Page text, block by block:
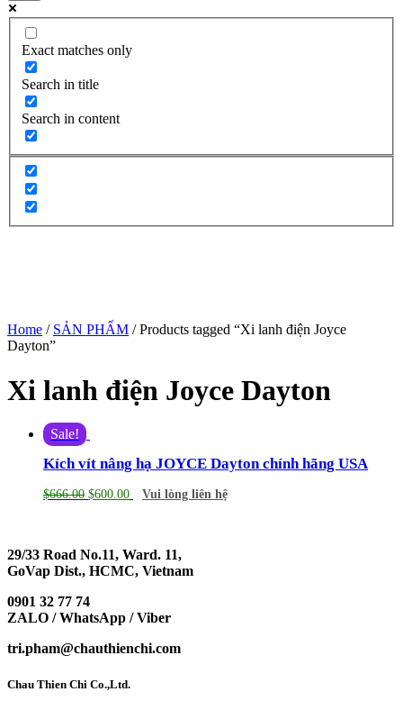
Exact matches only
Search in title
Search in content
Home / SẢN PHẨM / Products tagged “Xi lanh điện Joyce
Dayton”
Xi lanh điện Joyce Dayton
Sale!
Kích vít nâng hạ JOYCE Dayton chính hãng USA
$666.00 $600.00 Vui lòng liên hệ
29/33 Road No.11, Ward. 11,
GoVap Dist., HCMC, Vietnam
0901 32 77 74
ZALO / WhatsApp / Viber
tri.pham@chauthienchi.com
Chau Thien Chi Co.,Ltd.